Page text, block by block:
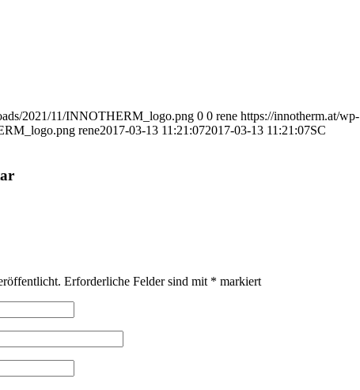
2021/11/INNOTHERM_logo.png 0 0 rene https://innotherm.at/wp-
rene2017-03-13 11:21:072017-03-13 11:21:07SC
Erforderliche Felder sind mit * markiert